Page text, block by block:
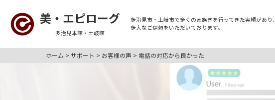
美・エピローグ
多治見本館・土岐館
多治見市・土岐市で多くの家族葬を行ってきた実績があり、
多大なご信頼をいただいております。
ホーム > サポート > お客様の声 > 電話の対応から良かった